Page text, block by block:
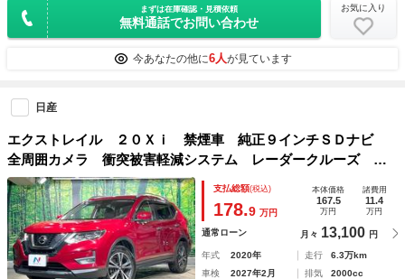
まずは在庫確認・見積依頼
無料通話でお問い合わせ
お気に入り
今あなたの他に6人が見ています
日産
エクストレイル ２０Ｘｉ 禁煙車 純正９インチＳＤナビ
全周囲カメラ 衝突被害軽減システム レーダークルーズ
電動リアゲート ドラレコ コーナーセンサー スマートキ
ー ＬＥＤヘッド ビルトインＥＴＣ 純正１８インチアルミ
支払総額(税込)
178.9 万円
本体価格
167.5
万円
諸費用
11.4
万円
通常ローン 月々 13,100 円
年式 2020年 走行
6.3万km
車検
2027年2月 排気
2000cc